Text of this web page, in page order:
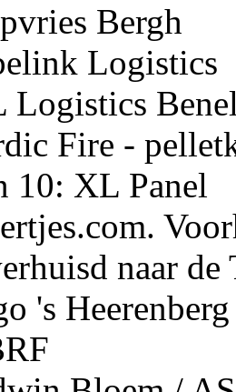
Bergh
Logistics
Logistics
Fire -
10: XL Panel
naar de
's